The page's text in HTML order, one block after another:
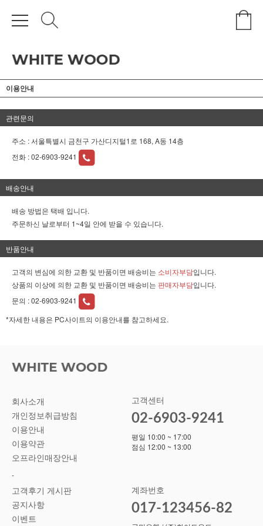
이용안내
관련문의
주소 : 서울특별시 금천구 가산디지털1로 168, A동 14층
전화 :02-6903-9241
배송안내
배송 방법은 택배 입니다.
주문하신 날로부터 1~4일 안에 받을 수 있습니다.
반품안내
고객의 변심에 의한 교환 및 반품이면 배송비는 소비자부담입니다.
상품의 이상에 의한 교환 및 반품이면 배송비는 판매자부담입니다.
문의 :02-6903-9241
*자세한 내용은 PC사이트의 이용안내를 참고하세요.
회사소개
개인정보취급방침
이용안내
이용약관
오프라인매장안내
-
고객후기 게시판
공지사항
이벤트
고객센터
02-6903-9241
평일 10:00 ~ 17:00
점심 12:00 ~ 13:00
계좌번호
017-123456-82